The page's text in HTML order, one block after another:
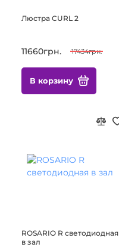
Люстра CURL 2
11660грн. 17434грн.
В корзину
ROSARIO R светодиодная
в зал